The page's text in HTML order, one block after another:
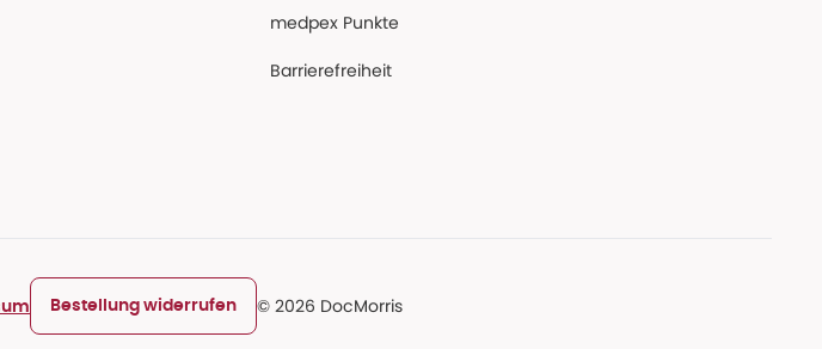
medpex Punkte
Barrierefreiheit
Bestellung widerrufen © 2026 DocMorris